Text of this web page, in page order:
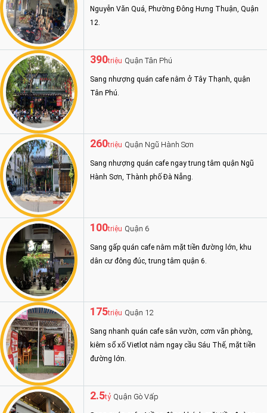
Nguyễn Văn Quá, Phường Đông Hưng Thuận, Quận
12.
390triệu Quận Tân Phú
Sang nhượng quán cafe nằm ở Tây Thạnh, quận
Tân Phú.
260triệu Quận Ngũ Hành Sơn
Sang nhượng quán cafe ngay trung tâm quận Ngũ
Hành Sơn, Thành phố Đà Nẵng.
100triệu Quận 6
Sang gấp quán cafe nằm mặt tiền đường lớn, khu
dân cư đông đúc, trung tâm quận 6.
175triệu Quận 12
Sang nhanh quán cafe sân vườn, cơm văn phòng,
kiêm sổ xố Vietlot nằm ngay cầu Sáu Thế, mặt tiền
đường lớn.
2.5tỷ Quận Gò Vấp